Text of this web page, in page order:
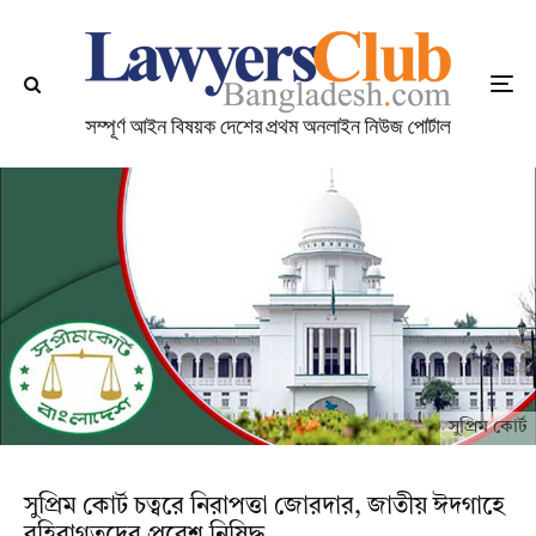
সুপ্রিম কোর্ট
সুপ্রিম কোর্ট চত্বরে নিরাপত্তা জোরদার, জাতীয় ঈদগাহে